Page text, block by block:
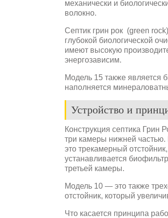
механически и
волокно.
Септик грин рок (green
глубокой биологической
имеют высокую
энергозависим.
Модель 15 также является
наполняется
Устройство и
Конструкция септика Грин
три камеры нижней
это трекамерный
устанавливается
третьей камеры.
Модель 10 — это также
отстойник, который
Что касается принципа